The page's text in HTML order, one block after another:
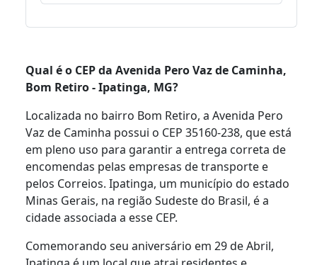
Qual é o CEP da Avenida Pero Vaz de Caminha,
Bom Retiro - Ipatinga, MG?
Localizada no bairro Bom Retiro, a Avenida Pero
Vaz de Caminha possui o CEP 35160-238, que está
em pleno uso para garantir a entrega correta de
encomendas pelas empresas de transporte e
pelos Correios. Ipatinga, um município do estado
Minas Gerais, na região Sudeste do Brasil, é a
cidade associada a esse CEP.
Comemorando seu aniversário em 29 de Abril,